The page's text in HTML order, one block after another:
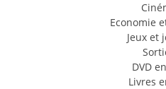
Economie
Jeux et
DVD
Livres